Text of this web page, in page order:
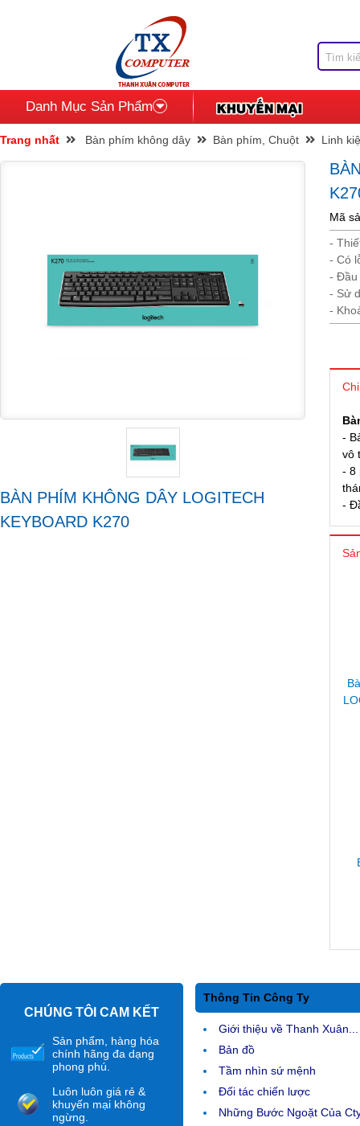
Danh Mục Sản Phẩm
Trang nhất Bàn phím không dây Bàn phím, Chuột Linh
BÀN PHÍM KHÔNG DÂY LOGITECH
KEYBOARD K270
Mã
-
- Có
- Đầu
- Sử
-
-
vô
- 8
-
CHÚNG TÔI CAM KẾT
Sản phẩm, hàng hóa
chính hãng đa dạng
phong phú.
Luôn luôn giá rẻ &
khuyến mại không
ngừng.
Thông Tin Công Ty
Giới thiệu về Thanh Xuân...
Bản đồ
Tầm nhìn sứ mệnh
Đối tác chiến lược
Những Bước Ngoặt Của